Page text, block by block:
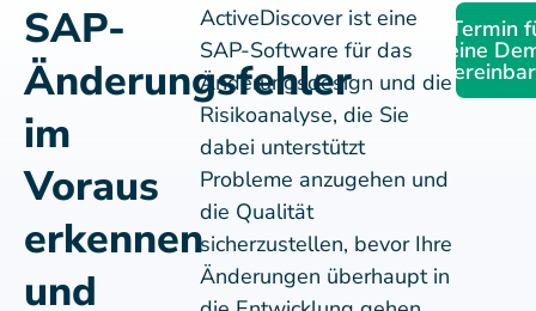
SAP-
Änderungsfehler
im
Voraus
erkennen
und
ActiveDiscover ist eine
SAP-Software für das
Änderungsdesign und die
Risikoanalyse, die Sie
dabei unterstützt
Probleme anzugehen und
die Qualität
sicherzustellen, bevor Ihre
Änderungen überhaupt in
Termin
eine